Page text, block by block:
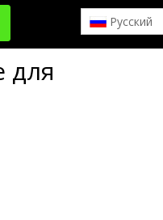
Pусский
для